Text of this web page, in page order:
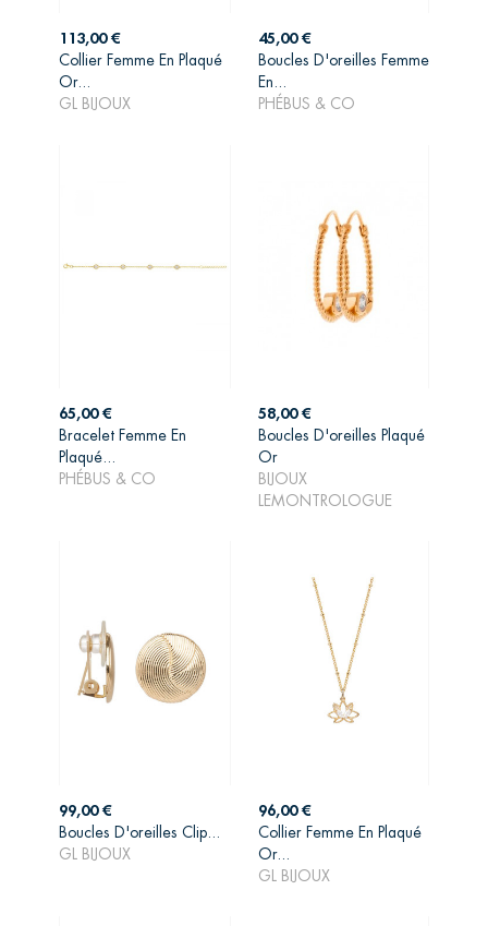
Prix
113,00 €
Collier Femme En Plaqué
Or...
GL BIJOUX
AJOUTER AU
Prix
45,00 €
Boucles D'oreilles Femme
En...
PHÉBUS & CO
AJOUTER AU
Prix
65,00 €
Bracelet Femme En
Plaqué...
PHÉBUS & CO
AJOUTER AU
PANIER
Prix
58,00 €
Boucles D'oreilles Plaqué
Or
BIJOUX
LEMONTROLOGUE
Prix
99,00 €
Boucles D'oreilles Clip...
GL BIJOUX
AJOUTER AU
PANIER
Prix
96,00 €
Collier Femme En Plaqué
Or...
GL BIJOUX
AJOUTER AU